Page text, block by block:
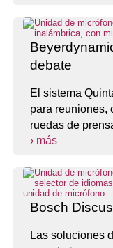
debate
El sistema
para reuniones,
ruedas de
› más
Bosch
Las soluciones